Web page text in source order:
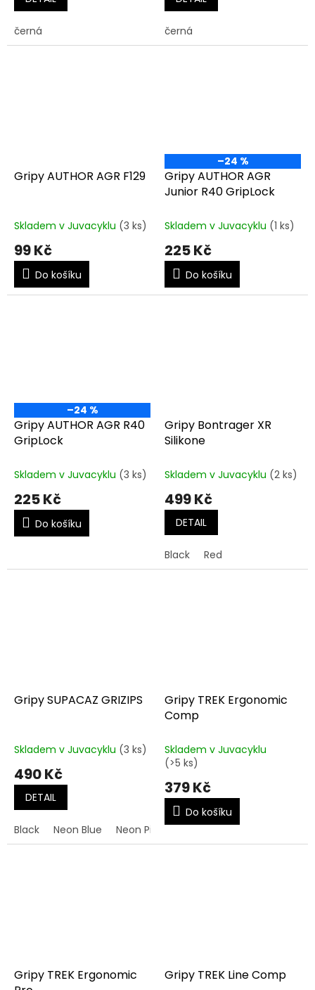
černá černá
Gripy AUTHOR AGR F129
Skladem v Juvacyklu (3 ks)
99 Kč
Do košíku
–24 %
Gripy AUTHOR AGR
Junior R40 GripLock
Skladem v Juvacyklu (1 ks)
225 Kč
Do košíku
–24 %
Gripy AUTHOR AGR R40
GripLock
Skladem v Juvacyklu (3 ks)
225 Kč
Do košíku
Gripy Bontrager XR
Silikone
Skladem v Juvacyklu (2 ks)
499 Kč
DETAIL
Black Red
Gripy SUPACAZ GRIZIPS
Skladem v Juvacyklu (3 ks)
490 Kč
DETAIL
Black Neon Blue Neon Pink
Gripy TREK Ergonomic
Comp
Skladem v Juvacyklu
(>5 ks)
379 Kč
Do košíku
Gripy TREK Ergonomic
Gripy TREK Line Comp